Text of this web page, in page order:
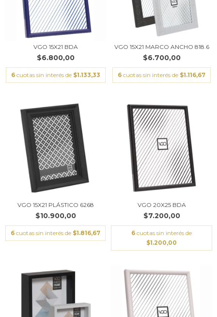
VGO 15X21 BDA
$6.800,00
6 cuotas sin interés de $1.133,33
VGO 15X21 MARCO ANCHO 818.6
$6.700,00
6 cuotas sin interés de $1.116,67
VGO 15X21 PLÁSTICO 6268
$10.900,00
6 cuotas sin interés de $1.816,67
VGO 20X25 BDA
$7.200,00
6 cuotas sin interés de
$1.200,00